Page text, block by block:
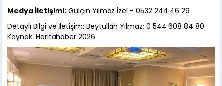
Medya İletişimi: Gülçin Yılmaz İzel - 0532 244 46 29
Detaylı Bilgi ve İletişim: Beytullah Yılmaz: 0 544 608 84 80
Kaynak: Haritahaber 2026